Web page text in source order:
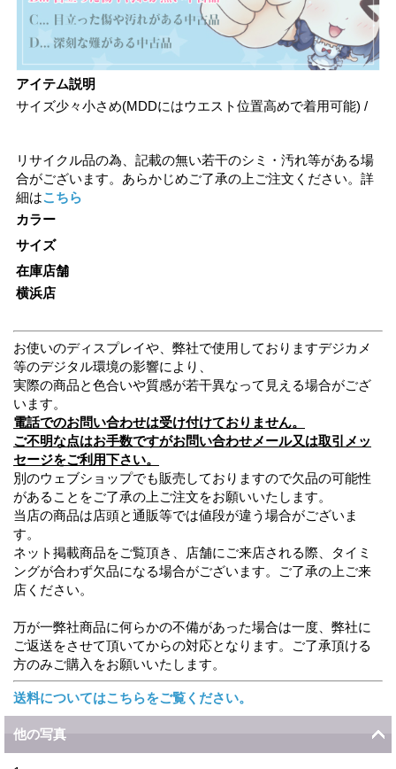
アイテム説明
サイズ少々小さめ(MDDにはウエスト位置高めで着用可能) /
リサイクル品の為、記載の無い若干のシミ・汚れ等がある場
合がございます。あらかじめご了承の上ご注文ください。詳
細はこちら
カラー
サイズ
在庫店舗
横浜店
お使いのディスプレイや、弊社で使用しておりますデジカメ
等のデジタル環境の影響により、
実際の商品と色合いや質感が若干異なって見える場合がござ
います。
電話でのお問い合わせは受け付けておりません。
ご不明な点はお手数ですがお問い合わせメール又は取引メッ
セージをご利用下さい。
別のウェブショップでも販売しておりますので欠品の可能性
があることをご了承の上ご注文をお願いいたします。
当店の商品は店頭と通販等では値段が違う場合がございま
す。
ネット掲載商品をご覧頂き、店舗にご来店される際、タイミ
ングが合わず欠品になる場合がございます。ご了承の上ご来
店ください。
万が一弊社商品に何らかの不備があった場合は一度、弊社に
ご返送をさせて頂いてからの対応となります。ご了承頂ける
方のみご購入をお願いいたします。
送料についてはこちらをご覧ください。
他の写真